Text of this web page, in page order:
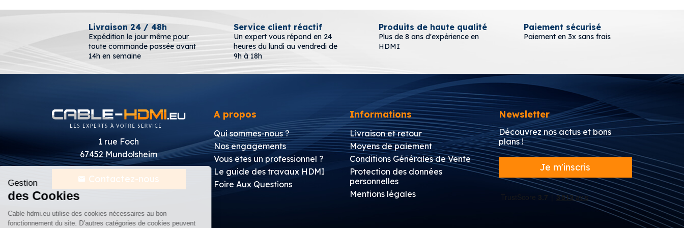
Livraison 24 / 48h
Expédition le jour même pour
toute commande passée avant
14h en semaine
Service client réactif
Un expert vous répond en 24
heures du lundi au vendredi de
9h à 18h
Produits de haute qualité
Plus de 8 ans d'expérience en
HDMI
Paiement sécurisé
Paiement en 3x sans frais
1 rue Foch
67452 Mundolsheim
Contactez-nous
A propos
Qui sommes-nous ?
Nos engagements
Vous êtes un professionnel ?
Le guide des travaux HDMI
Foire Aux Questions
Informations
Livraison et retour
Moyens de paiement
Conditions Générales de Vente
Protection des données
personnelles
Mentions légales
Newsletter
Découvrez nos actus et bons
plans !
Je m'inscris
Continuer sans accepter
Gestion
des Cookies
Cable-hdmi.eu utilise des cookies nécessaires au bon
fonctionnement du site. D’autres catégories de cookies peuvent